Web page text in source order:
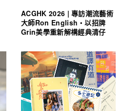
ACGHK 2026 | 專訪潮流藝術
大師Ron English・以招牌
Grin美學重新解構經典清仔